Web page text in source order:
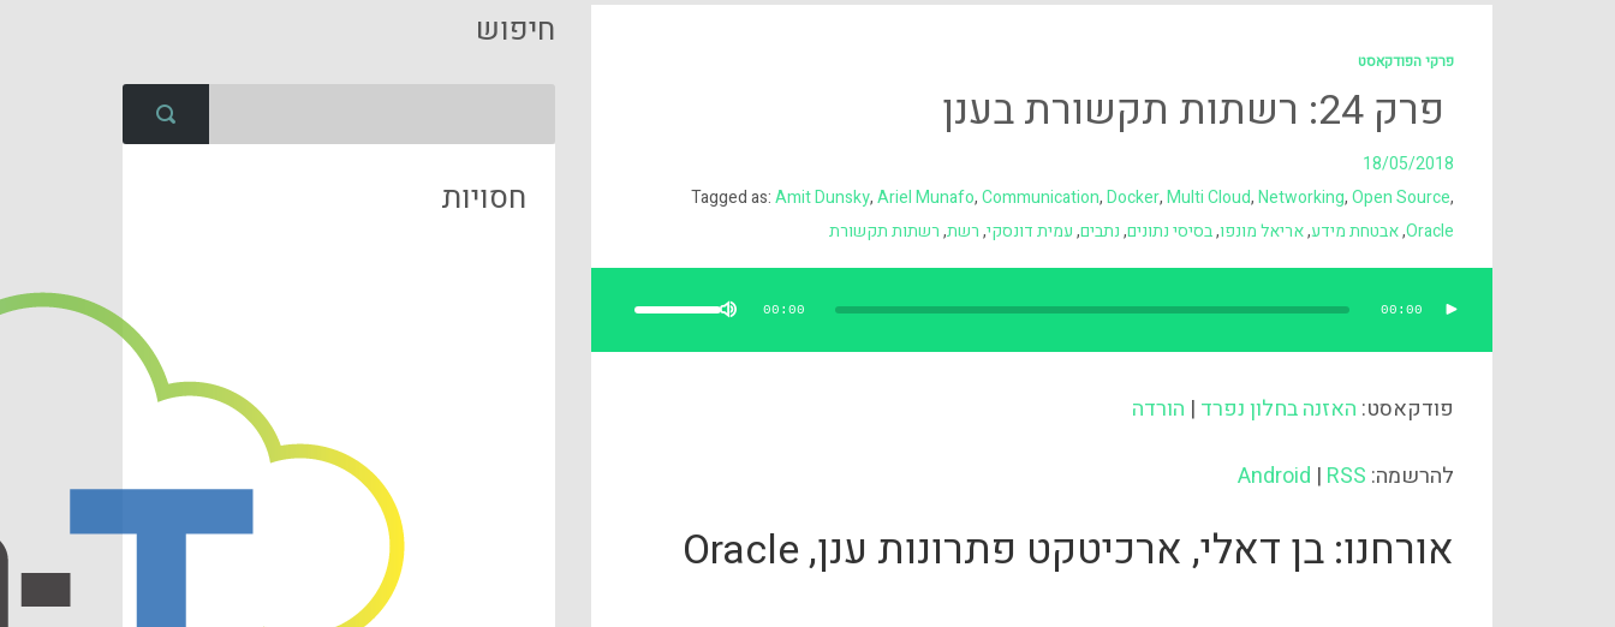
פרקי הפודקאסט
פרק 24: רשתות תקשורת בענן
18/05/2018
Tagged as:Amit Dunsky,Ariel Munafo,Communication,Docker,Multi Cloud,Networking,Open Source,
Oracle
,אבטחת מידע,אריאל מונפו,בסיסי נתונים,נתבים,עמית דונסקי,רשת,רשתות תקשורת
00:00
00:00
השתמש
כדי
להנמיך
פודקאסט: האזנה בחלון נפרד | הורדה
להרשמה: Android | RSS
אורחנו: בן דאלי, ארכיטקט פתרונות ענן, Oracle
חיפוש
חסויות